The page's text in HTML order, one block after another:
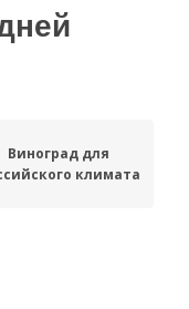
Виноград для
климата